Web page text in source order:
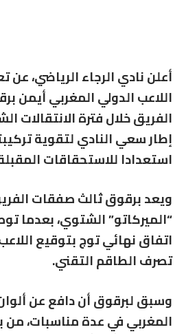
أعلن نادي الرجاء الرياضي،
اللاعب الدولي المغربي أيمن
الفريق خلال فترة الانتقالات
إطار سعي النادي لتقوية
استعدادا للاستحقاقات
ويعد برقوق ثالث صفقات
“الميركاتو” الشتوي، بعدما
اتفاق نهائي توج بتوقيع
تصرف الطاقم التقني.
وسبق لبرقوق أن دافع عن
المغربي في عدة مناسبات، من